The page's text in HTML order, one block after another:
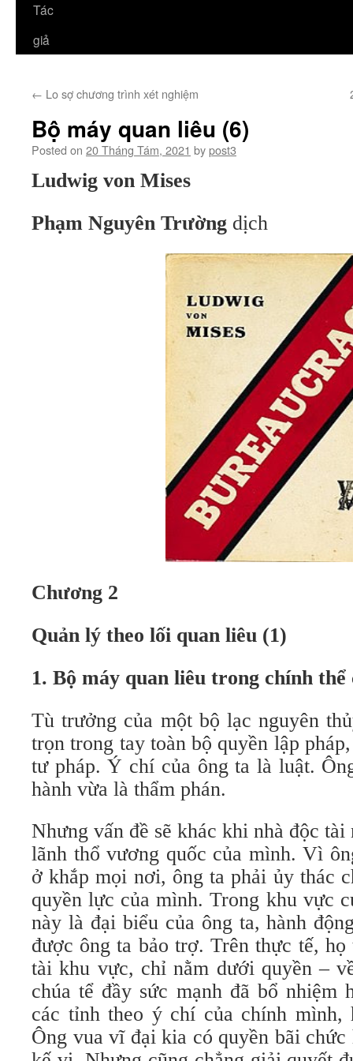
Tác
giả
← Lo sợ chương trình xét nghiệm
Bộ máy quan liêu (6)
Posted on 20 Tháng Tám, 2021 bypost3
Ludwig von Mises
Phạm Nguyên Trường dịch
Chương 2
Quản lý theo lối quan liêu (1)
1. Bộ máy quan liêu trong chính thể
Tù trưởng của một bộ lạc nguyên
trọn trong tay toàn bộ quyền lập
tư pháp. Ý chí của ông ta là luật.
hành vừa là thẩm phán.
Nhưng vấn đề sẽ khác khi nhà độc
lãnh thổ vương quốc của mình. Vì
ở khắp mọi nơi, ông ta phải ủy thác
quyền lực của mình. Trong khu vực
này là đại biểu của ông ta, hành
được ông ta bảo trợ. Trên thực tế,
tài khu vực, chỉ nằm dưới quyền –
chúa tể đầy sức mạnh đã bổ
các tỉnh theo ý chí của chính mình,
Ông vua vĩ đại kia có quyền bãi